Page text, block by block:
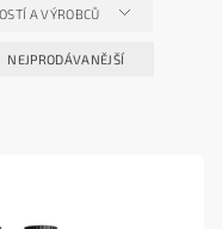
A VÝROBCŮ
NEJPRODÁVANĚJŠÍ